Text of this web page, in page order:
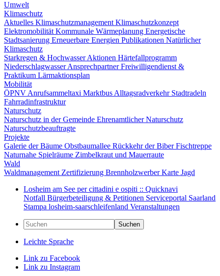
Umwelt
Klimaschutz
Aktuelles Klimaschutzmanagement Klimaschutzkonzept
Elektromobilität Kommunale Wärmeplanung Energetische
Stadtsanierung Erneuerbare Energien Publikationen Natürlicher
Klimaschutz
Starkregen & HochwasserAktionen Härtefallprogramm
NiederschlagwasserAnsprechpartnerFreiwilligendienst &
Praktikum Lärmaktionsplan
Mobilität
ÖPNV Anrufsammeltaxi Marktbus Alltagsradverkehr Stadtradeln
Fahrradinfrastruktur
Naturschutz
Naturschutz in der Gemeinde Ehrenamtlicher Naturschutz
Naturschutzbeauftragte
Projekte
Galerie der Bäume Obstbaumallee Rückkehr der BiberFischtreppe
Naturnahe Spielräume Zimbelkraut und Mauerraute
Wald
Waldmanagement Zertifizierung BrennholzwerberKarte Jagd
Losheim am See per cittadini e ospiti :: Quicknavi
Notfall Bürgerbeteiligung & Petitionen Serviceportal Saarland
Stampa losheim-saarschleifenland Veranstaltungen
Suchen
Leichte Sprache
Link zu Facebook
Link zu Instagram